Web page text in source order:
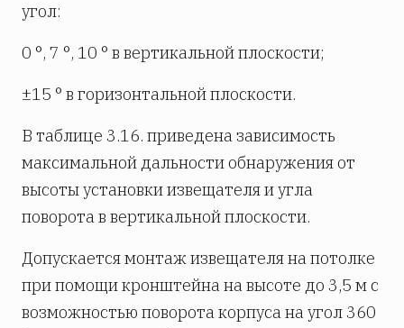
угол:
0 °, 7 °, 10 ° в вертикальной плоскости;
±15 ° в горизонтальной плоскости.
В таблице 3.16. приведена зависимость
максимальной дальности обнаружения от
высоты установки извещателя и угла
поворота в вертикальной плоскости.
Допускается монтаж извещателя на потолке
при помощи кронштейна на высоте до 3,5 м с
возможностью поворота корпуса на угол 360